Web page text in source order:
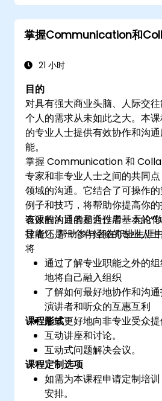
掌握Communication和
21 小时
目的
对具有强大商业头脑、人际交
个人的需求从未如此之大。本
的专业人士提供有效协作和沟
能。
掌握 Communication 和
专家和非专业人士之间的共同
领域的沟通。它结合了可操作
例子和技巧，将帮助你提高你
有效的沟通者和合作者--无论
导者还是一个有经验的专业人
该课程的目的是通过用基本的“
技能”，帮助参与者在职业生涯
将
通过了解专业职能之外的
地将自己融入组织
了解如何最好地协作和沟
演讲者和听众的互惠互利
能够更好地向非专业受众
课程形式
互动讲座和讨论。
互动式问题解决会议。
课程定制选项
如需为本课程申请定制培
安排。